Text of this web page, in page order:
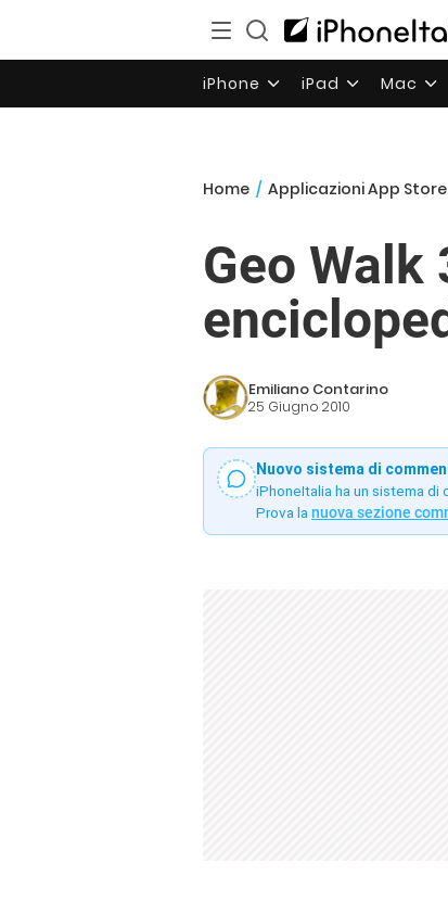
iPhone iPad Mac
Home / Applicazioni App Store
Geo Walk
Emiliano Contarino
25 Giugno 2010
Nuovo sistema di
iPhoneItalia ha un sistema
Prova la nuova sezione